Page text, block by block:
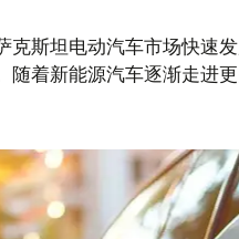
克斯坦电动汽车市场快速
着新能源汽车逐渐走进